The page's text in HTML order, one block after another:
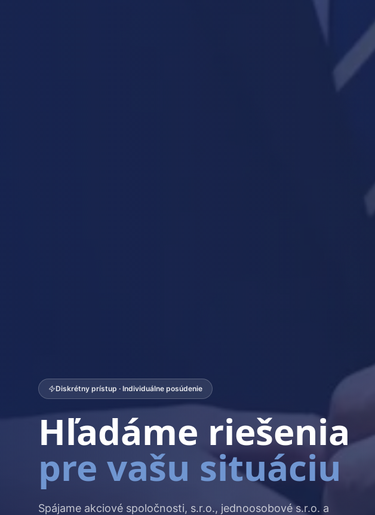
Diskrétny prístup · Individuálne posúdenie
Hľadáme riešenia
pre vašu situáciu
Spájame akciové spoločnosti, s.r.o., jednoosobové s.r.o. a